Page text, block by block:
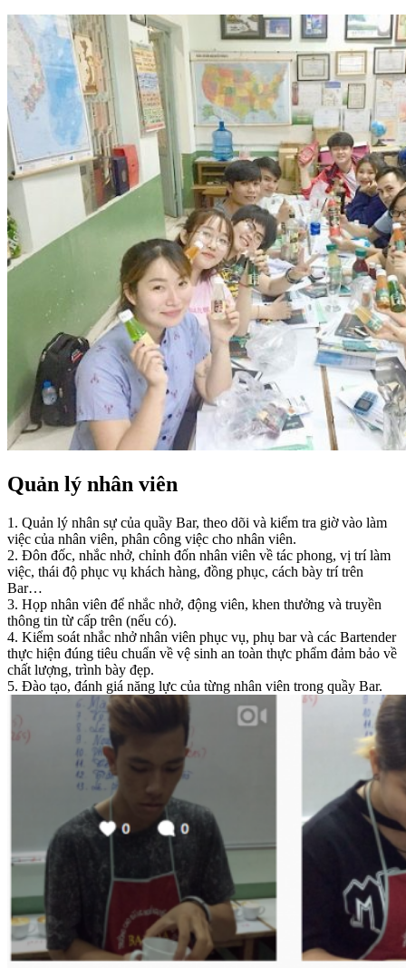
Quản lý nhân viên
1. Quản lý nhân sự của quầy Bar, theo dõi và kiểm tra giờ vào làm
việc của nhân viên, phân công việc cho nhân viên.
2. Đôn đốc, nhắc nhở, chỉnh đốn nhân viên về tác phong, vị trí làm
việc, thái độ phục vụ khách hàng, đồng phục, cách bày trí trên
Bar…
3. Họp nhân viên để nhắc nhở, động viên, khen thưởng và truyền
thông tin từ cấp trên (nếu có).
4. Kiểm soát nhắc nhở nhân viên phục vụ, phụ bar và các Bartender
thực hiện đúng tiêu chuẩn về vệ sinh an toàn thực phẩm đảm bảo về
chất lượng, trình bày đẹp.
5. Đào tạo, đánh giá năng lực của từng nhân viên trong quầy Bar.